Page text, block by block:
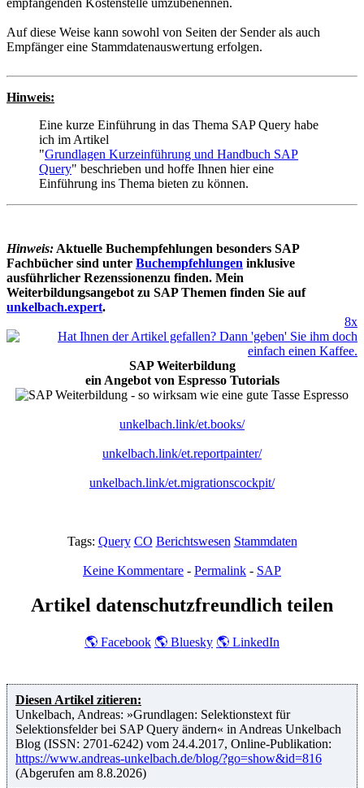
Auf diese Weise kann sowohl von Seiten der Sender als auch
Empfänger eine Stammdatenauswertung erfolgen.
Hinweis:
Eine kurze Einführung in das Thema SAP Query habe
ich im Artikel
"Grundlagen Kurzeinführung und Handbuch SAP
Query" beschrieben und hoffe Ihnen hier eine
Einführung ins Thema bieten zu können.
Hinweis: Aktuelle Buchempfehlungen besonders SAP
Fachbücher sind unter Buchempfehlungen inklusive
ausführlicher Rezenssionenzu finden. Mein
Weiterbildungsangebot zu SAP Themen finden Sie auf
unkelbach.expert.
8x
SAP Weiterbildung
ein Angebot von Espresso Tutorials
unkelbach.link/et.books/
unkelbach.link/et.reportpainter/
unkelbach.link/et.migrationscockpit/
Tags: Query CO Berichtswesen Stammdaten
Keine Kommentare - Permalink - SAP
Artikel datenschutzfreundlich teilen
🌎 Facebook 🌎 Bluesky 🌎 LinkedIn
Diesen Artikel zitieren:
Unkelbach, Andreas: »Grundlagen: Selektionstext für
Selektionsfelder bei SAP Query ändern« in Andreas Unkelbach
Blog (ISSN: 2701-6242) vom 24.4.2017, Online-Publikation:
https://www.andreas-unkelbach.de/blog/?go=show&id=816
(Abgerufen am 8.8.2026)